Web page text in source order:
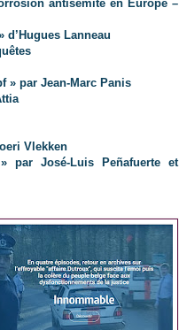
antisémite en Europe –
d’Hugues Lanneau
» par Jean-Marc Panis
Vlekken
par José-Luis Peñafuerte et